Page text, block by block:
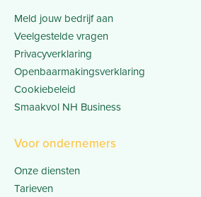
Meld jouw bedrijf aan
Veelgestelde vragen
Privacyverklaring
Openbaarmakingsverklaring
Cookiebeleid
Smaakvol NH Business
Voor ondernemers
Onze diensten
Tarieven